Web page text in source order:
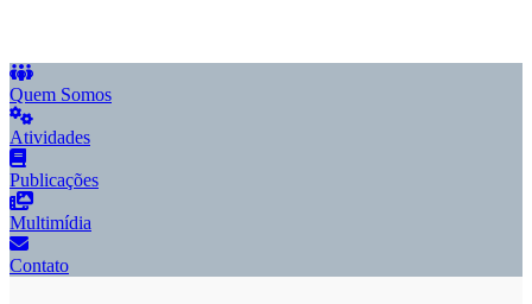
Quem Somos
Atividades
Publicações
Multimídia
Contato